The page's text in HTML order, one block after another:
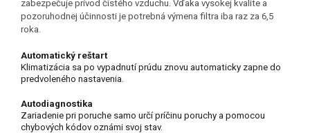
zabezpečuje prívod čistého vzduchu. Vďaka vysokej kvalite a
pozoruhodnej účinnosti je potrebná výmena filtra iba raz za 6,5
roka.
Automatický reštart
Klimatizácia sa po vypadnutí prúdu znovu automaticky zapne do
predvoleného nastavenia.
Autodiagnostika
Zariadenie pri poruche samo určí príčinu poruchy a pomocou
chybových kódov oznámi svoj stav.